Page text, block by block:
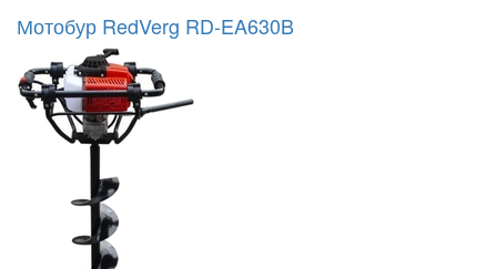
Мотобур RedVerg RD-EA630B